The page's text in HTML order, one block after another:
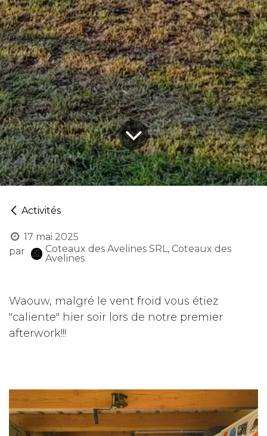
Activités
17 mai 2025
par
Coteaux des Avelines SRL, Coteaux des
Avelines
Waouw, malgré le vent froid vous étiez
"caliente" hier soir lors de notre premier
afterwork!!!